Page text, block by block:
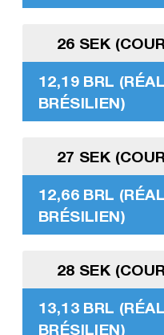
26 SEK
12,19 BRL (RÉAL
BRÉSILIEN)
27 SEK
12,66 BRL (RÉAL
BRÉSILIEN)
28 SEK
13,13 BRL (RÉAL
BRÉSILIEN)